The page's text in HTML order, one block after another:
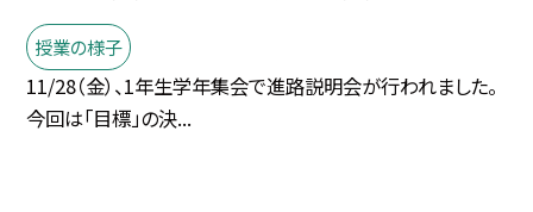
授業の様子
11/28（金）、1年生学年集会で進路説明会が行われました。
今回は「目標」の決...